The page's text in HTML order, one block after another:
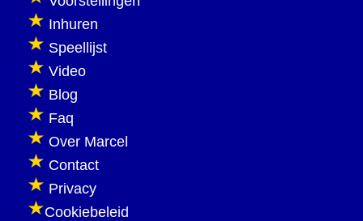
Inhuren
Speellijst
Video
Blog
Faq
Over Marcel
Contact
Privacy
Cookiebeleid